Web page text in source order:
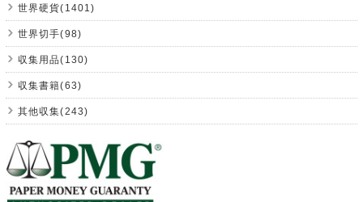
世界硬貨(1401)
世界切手(98)
収集用品(130)
収集書籍(63)
其他収集(243)